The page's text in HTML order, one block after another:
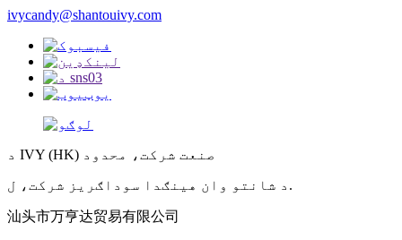
ivycandy@shantouivy.com
د IVY (HK) صنعت شرکت، محدود
د شانتو وان هینګدا سوداګریز شرکت، ل.
汕头市万亨达贸易有限公司